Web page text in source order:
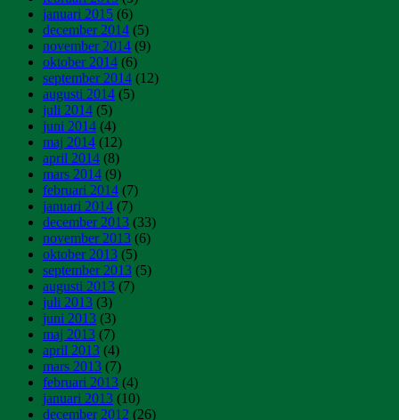
januari 2015 (6)
december 2014 (5)
november 2014 (9)
oktober 2014 (6)
september 2014 (12)
augusti 2014 (5)
juli 2014 (5)
juni 2014 (4)
maj 2014 (12)
april 2014 (8)
mars 2014 (9)
februari 2014 (7)
januari 2014 (7)
december 2013 (33)
november 2013 (6)
oktober 2013 (5)
september 2013 (5)
augusti 2013 (7)
juli 2013 (3)
juni 2013 (3)
maj 2013 (7)
april 2013 (4)
mars 2013 (7)
februari 2013 (4)
januari 2013 (10)
december 2012 (26)